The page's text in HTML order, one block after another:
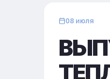
08 июля